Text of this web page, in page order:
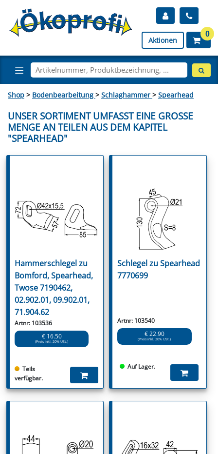
Aktionen
0
Shop > Bodenbearbeitung > Schlaghammer > Spearhead
UNSER SORTIMENT UMFASST EINE GROSSE M
ENGE AN TEILEN AUS DEM KAPITEL "
SPEARHEAD"
Hammerschlegel zu
Bomford, Spearhead,
Twose 7190462,
02.902.01, 09.902.01,
71.904.62
Artnr: 103536
€ 16.50
(Preis inkl. 20% USt.)
Teils
verfügbar.
Schlegel zu Spearhead
7770699
Artnr: 103540
€ 22.90
(Preis inkl. 20% USt.)
Auf Lager.